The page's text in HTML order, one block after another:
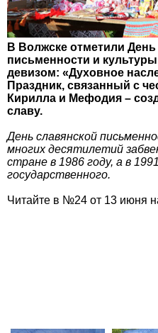
В Волжске отметили День
письменности и
девизом: «Духовное
Праздник, связанный с
Кирилла и Мефодия –
славу.
День славянской
многих десятилетий
стране в 1986 году, а в
государственного.
Читайте в №24 от 13 июня